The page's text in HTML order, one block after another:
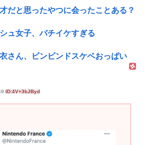
だと思ったやつに会ったことある？
ュ女子、バチイケすぎる
さん、ビンビンドスケベおっぱい
ID:4V+3bJByd